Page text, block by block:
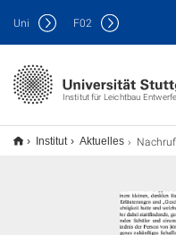
Institut für Leichtbau
Uni F02
Institut Aktuelles Nachruf